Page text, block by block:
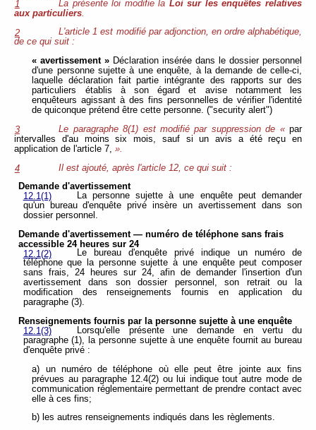
1
La présente loi modifie la Loi sur les enquêtes relatives
aux particuliers
2
L'article 1 est modifié par adjonction, en ordre alphabétique,
de ce qui suit :
« avertissement » Déclaration insérée dans le dossier personnel
d'une personne sujette à une enquête, à la demande de celle-ci,
laquelle déclaration fait partie intégrante des rapports sur des
particuliers établis à son égard et avise notamment les
enquêteurs agissant à des fins personnelles de vérifier l'identité
de quiconque prétend être cette personne. ("security alert")
3
Le paragraphe 8(1) est modifié par suppression de « par
intervalles d'au moins six mois, sauf si un avis a été reçu en
application de l'article 7, ».
4
Il est ajouté, après l'article 12, ce qui suit :
Demande d'avertissement
12.1(1)
La personne sujette à une enquête peut demander
qu'un bureau d'enquête privé insère un avertissement dans son
dossier personnel.
Demande d'avertissement — numéro de téléphone sans frais
accessible 24 heures sur 24
12.1(2)
Le bureau d'enquête privé indique un numéro de
téléphone que la personne sujette à une enquête peut composer
sans frais, 24 heures sur 24, afin de demander l'insertion d'un
avertissement dans son dossier personnel, son retrait ou la
modification des renseignements fournis en application du
paragraphe (3).
Renseignements fournis par la personne sujette à une enquête
12.1(3)
Lorsqu'elle présente une demande en vertu du
paragraphe (1), la personne sujette à une enquête fournit au bureau
d'enquête privé :
a) un numéro de téléphone où elle peut être jointe aux fins
prévues au paragraphe 12.4(2) ou lui indique tout autre mode de
communication réglementaire permettant de prendre contact avec
elle à ces fins;
b) les autres renseignements indiqués dans les règlements.